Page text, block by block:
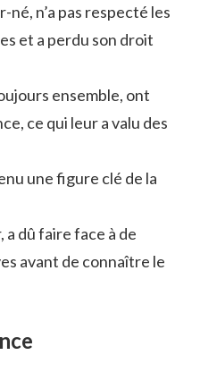
né, n’a pas respecté les
et a perdu son droit
ensemble, ont
ce qui leur a valu des
une figure clé de la
a dû faire face à de
avant de connaître le